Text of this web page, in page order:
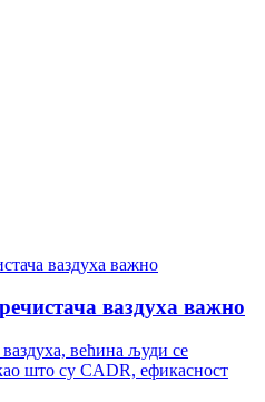
ваздуха важно
већина људи се
што су CADR, ефикасност